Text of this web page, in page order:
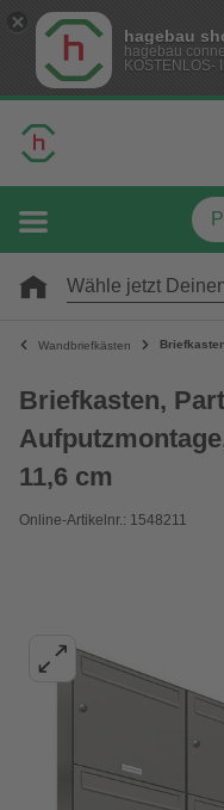
hagebau
hagebau
KOSTENLOS-
Wähle jetzt
Wandbriefkästen
Briefkasten,
11,6 cm
Online-Artikelnr.: 1548211